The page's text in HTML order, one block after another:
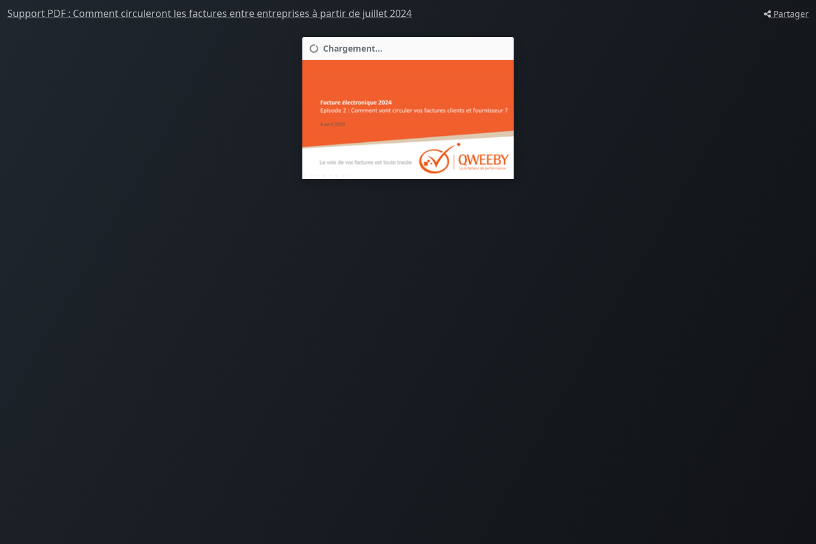
Support PDF : Comment circuleront les factures entre entreprises à partir de juillet 2024 Partager
Chargement...